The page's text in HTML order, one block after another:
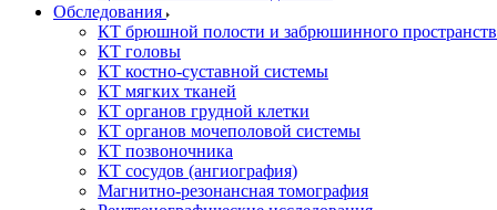
Обследования
КТ брюшной полости и забрюшинного
КТ головы
КТ костно-суставной системы
КТ мягких тканей
КТ органов грудной клетки
КТ органов мочеполовой системы
КТ позвоночника
КТ сосудов (ангиография)
Магнитно-резонансная томография